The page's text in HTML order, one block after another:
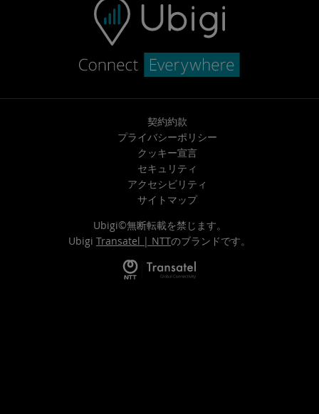
契約約款
プライバシーポリシー
クッキー宣言
セキュリティ
アクセシビリティ
サイトマップ
Ubigi©無断転載を禁じます。
Ubigi Transatel | NTTのブランドです。